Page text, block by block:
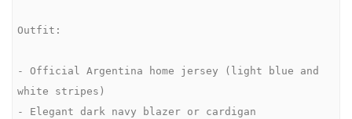
Outfit:
- Official Argentina home jersey (light blue and
white stripes)
- Elegant dark navy blazer or cardigan